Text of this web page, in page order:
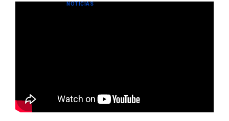
NOTICIAS